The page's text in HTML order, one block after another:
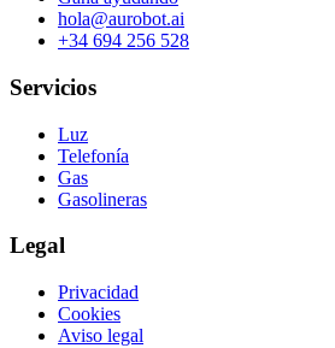
hola@aurobot.ai
+34 694 256 528
Servicios
Luz
Telefonía
Gas
Gasolineras
Legal
Privacidad
Cookies
Aviso legal